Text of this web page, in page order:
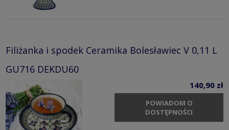
Filiżanka i spodek Ceramika Bolesławiec V 0,11 L
GU716 DEKDU60
140,90 zł
POWIADOM O
DOSTĘPNOŚCI